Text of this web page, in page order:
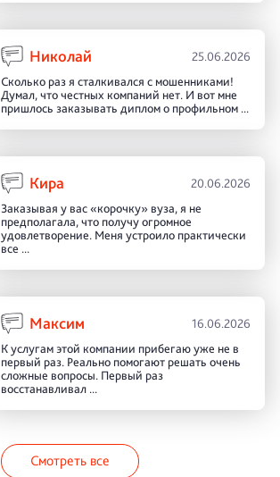
Николай 25.06.2026
Сколько раз я сталкивался с мошенниками!
Думал, что честных компаний нет. И вот мне
пришлось заказывать диплом о профильном ...
Кира 20.06.2026
Заказывая у вас «корочку» вуза, я не
предполагала, что получу огромное
удовлетворение. Меня устроило практически
все ...
Максим 16.06.2026
К услугам этой компании прибегаю уже не в
первый раз. Реально помогают решать очень
сложные вопросы. Первый раз
восстанавливал ...
Смотреть все